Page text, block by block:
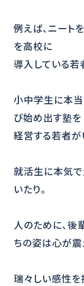
例えば、ニート
を高校に
導入している若
小中学生に本当
び始め出す塾を
経営する若者が
就活生に本気
いたり。
人のために、後
ちの姿は心が震
瑞々しい感性を